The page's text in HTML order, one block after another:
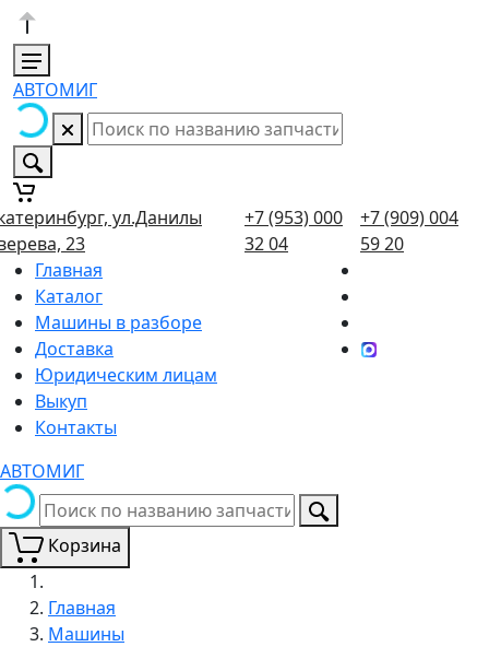
АВТОМИГ
ул.Данилы
23
+7 (953) 000
32 04
+7 (909) 004
59 20
Главная
Каталог
Машины в разборе
Доставка
Юридическим лицам
Выкуп
Контакты
АВТОМИГ
Корзина
Главная
Машины